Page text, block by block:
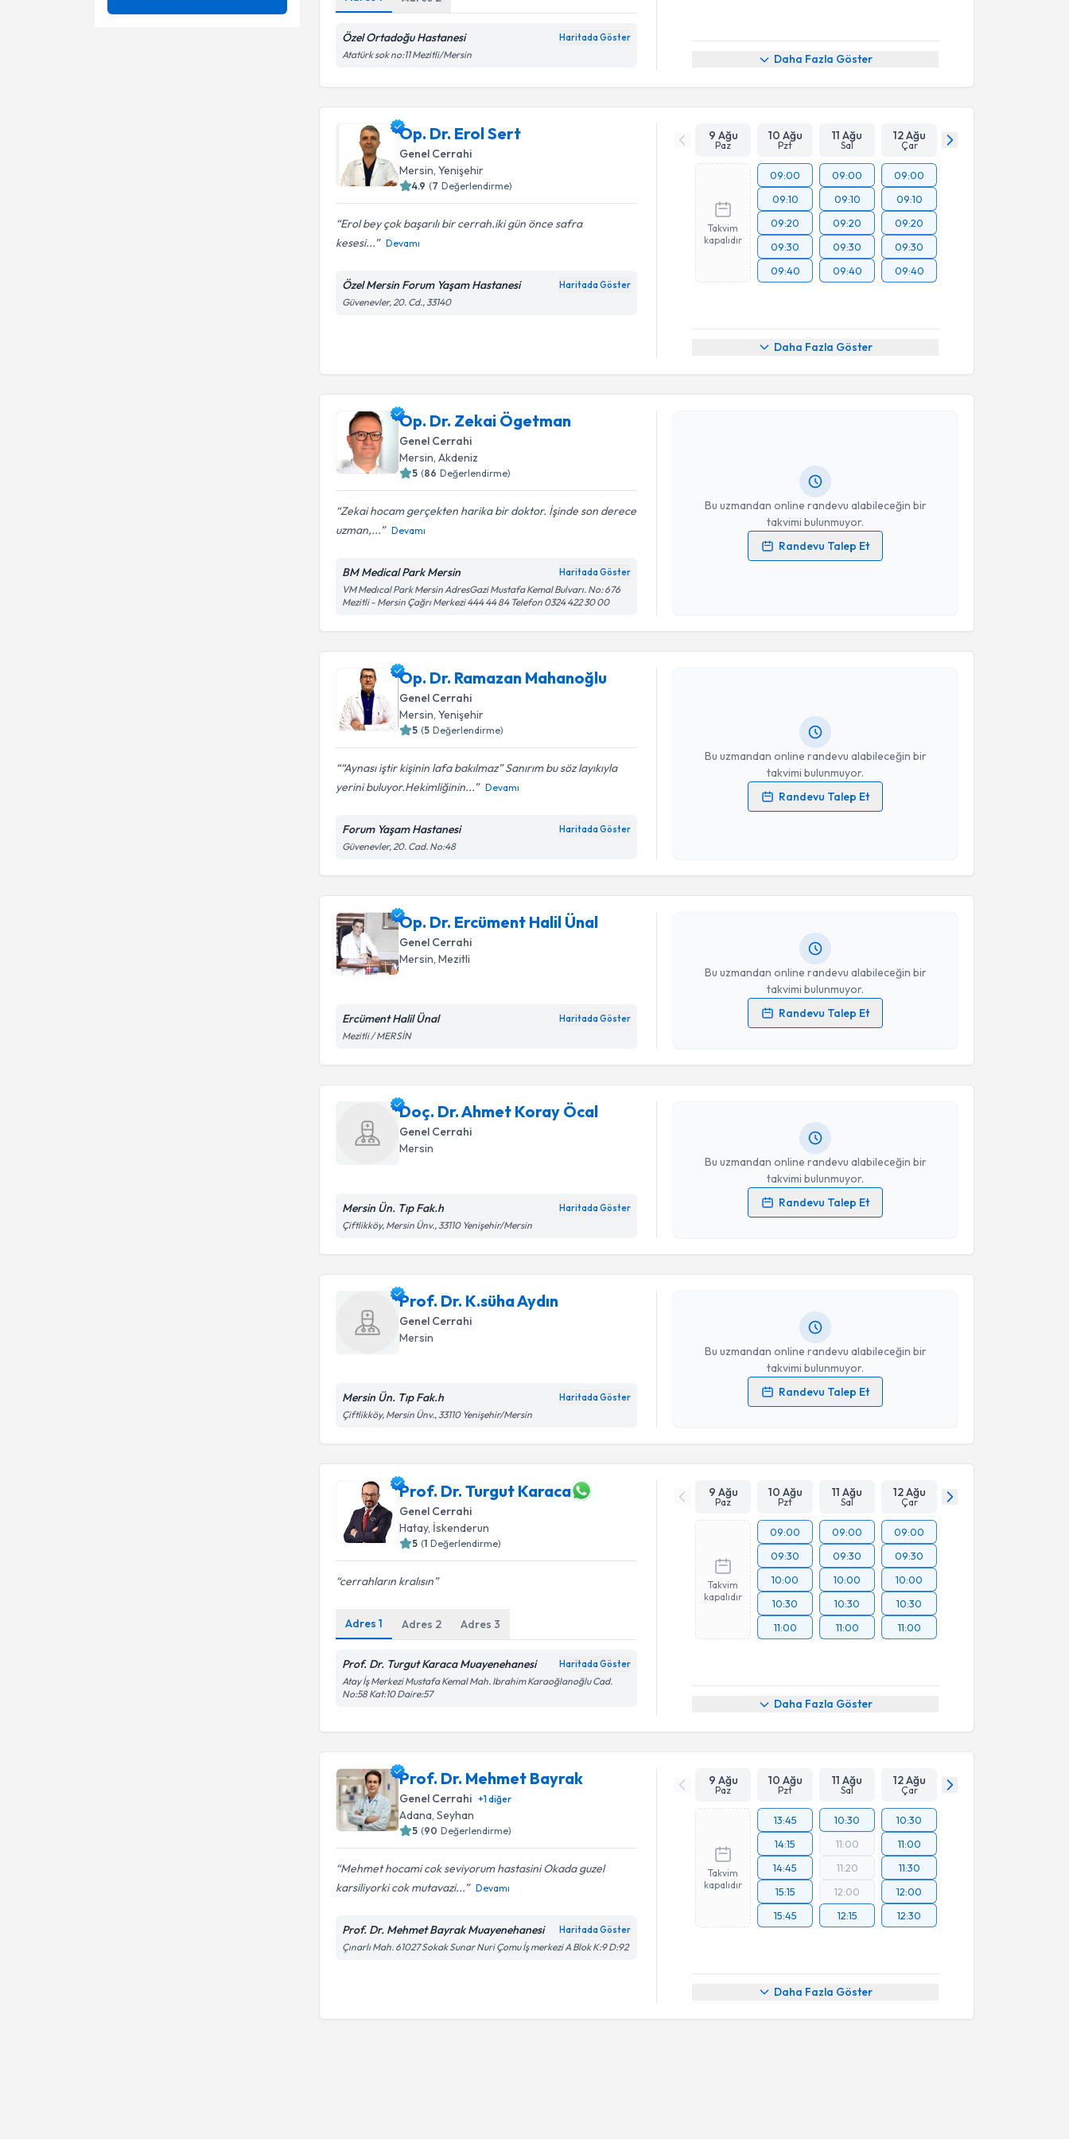
Özel Ortadoğu Hastanesi Haritada Göster
Atatürk sok no:11 Mezitli/Mersin Daha Fazla Göster
Op. Dr. Erol Sert
Genel Cerrahi
Mersin , Yenişehir
4.9 (7 Değerlendirme)
Erol bey çok başarılı bir cerrah.iki gün önce safra
kesesi...
Devamı
Özel Mersin Forum Yaşam Hastanesi Haritada Göster
Güvenevler, 20. Cd., 33140
9 Ağu
Paz
10 Ağu
Pzt
11 Ağu
Sal
12 Ağu
Çar
Takvim
kapalıdır
09:00
09:10
09:20
09:30
09:40
09:00
09:10
09:20
09:30
09:40
09:00
09:10
09:20
09:30
09:40
Daha Fazla Göster
Op. Dr. Zekai Ögetman
Genel Cerrahi
Mersin, Akdeniz
5 (86 Değerlendirme)
Zekai hocam gerçekten harika bir doktor. İşinde son derece
uzman,...
Devamı
BM Medical Park Mersin Haritada Göster
VM Medıcal Park Mersin AdresGazi Mustafa Kemal Bulvarı. No: 676
Mezitli - Mersin Çağrı Merkezi 444 44 84 Telefon 0324 422 30 00
Bu uzmandan online randevu alabileceğin bir
takvimi bulunmuyor.
Randevu Talep Et
Kişisel verilerimin işlenmesine ilişkinAydınlatma Metni
Op. Dr. Ramazan Mahanoğlu
Genel Cerrahi
Mersin, Yenişehir
5 (5 Değerlendirme)
“Aynası iştir kişinin lafa bakılmaz” Sanırım bu söz layıkıyla
yerini buluyor.Hekimliğinin...
Devamı
Forum Yaşam Hastanesi Haritada Göster
Güvenevler, 20. Cad. No:48
Bu uzmandan online randevu alabileceğin bir
takvimi bulunmuyor.
Randevu Talep Et
Randevu Takvimi Talebi
Op. Dr. Ramazan Mahanoğlu
Kişisel verilerimin işlenmesine ilişkinAydınlatma Metni
Takvim Talebini Gönder
Op. Dr. Ercüment Halil Ünal
Genel Cerrahi
Mersin, Mezitli
Ercüment Halil Ünal Haritada Göster
Mezitli / MERSİN
Bu uzmandan online randevu alabileceğin bir
takvimi bulunmuyor.
Randevu Talep Et
Kişisel verilerimin işlenmesine ilişkinAydınlatma Metni
işlenmesini kabul ediyorum.
Doç. Dr. Ahmet Koray Öcal
Genel Cerrahi
Mersin
Mersin Ün. Tıp Fak.h Haritada Göster
Çiftlikköy, Mersin Ünv., 33110 Yenişehir/Mersin
Bu uzmandan online randevu alabileceğin bir
takvimi bulunmuyor.
Randevu Talep Et
Randevu Takvimi Talebi
Kişisel verilerimin işlenmesine ilişkinAydınlatma Metni
işlenmesini kabul ediyorum.
Prof. Dr. K.süha Aydın
Genel Cerrahi
Mersin
Mersin Ün. Tıp Fak.h Haritada Göster
Çiftlikköy, Mersin Ünv., 33110 Yenişehir/Mersin
Bu uzmandan online randevu alabileceğin bir
takvimi bulunmuyor.
Randevu Talep Et
Randevu Takvimi Talebi
Kişisel verilerimin işlenmesine ilişkinAydınlatma Metni
işlenmesini kabul ediyorum.
Takvim Talebini Gönder
Prof. Dr. Turgut Karaca
Genel Cerrahi
Hatay, İskenderun
5 (1 Değerlendirme)
cerrahların kralısın
Adres1 Adres 2 Adres3
Prof. Dr. Turgut Karaca Muayenehanesi Haritada Göster
Atay İş Merkezi Mustafa Kemal Mah. Ibrahim Karaoğlanoğlu Cad.
No:58 Kat:10 Daire:57
9 Ağu
Paz
10 Ağu
Pzt
11 Ağu
Sal
12 Ağu
Çar
Takvim
kapalıdır
09:00
09:30
10:00
10:30
11:00
09:00
09:30
10:00
10:30
11:00
09:00
09:30
10:00
10:30
11:00
Daha Fazla Göster
Prof. Dr. Mehmet Bayrak
Genel Cerrahi +1diğer
Adana , Seyhan
5 (90 Değerlendirme)
Mehmet hocami cok seviyorum hastasini Okada guzel
karsiliyorki cok mutavazi...
Devamı
Prof. Dr. Mehmet Bayrak Muayenehanesi Haritada Göster
Çınarlı Mah. 61027 Sokak Sunar Nuri Çomu İş merkezi A Blok K:9 D:92
9 Ağu
Paz
10 Ağu
Pzt
11 Ağu
Sal
12 Ağu
Çar
Takvim
kapalıdır
13:45
14:15
14:45
15:15
15:45
10:30
11:00
11:20
12:00
12:15
10:30
11:00
11:30
12:00
12:30
Daha Fazla Göster